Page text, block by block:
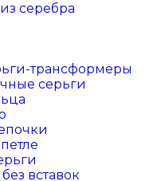
серебра
трансформеры
серьги
вставок